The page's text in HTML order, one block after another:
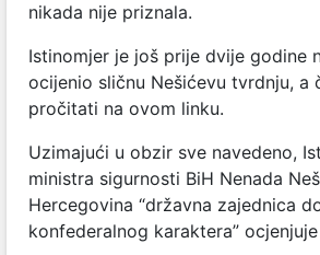
nikada nije priznala.
Istinomjer je još prije dvije godine
ocijenio sličnu Nešićevu tvrdnju, a
pročitati na ovom linku.
Uzimajući u obzir sve navedeno,
ministra sigurnosti BiH Nenada
Hercegovina “državna zajednica
konfederalnog karaktera” ocjenjuje